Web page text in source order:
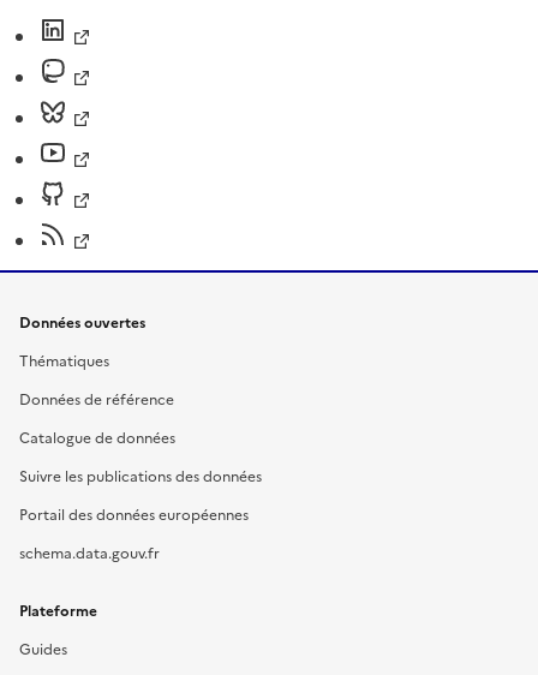
Données ouvertes
Thématiques
Données de référence
Catalogue de données
Suivre les publications des données
Portail des données européennes
schema.data.gouv.fr
Plateforme
Guides